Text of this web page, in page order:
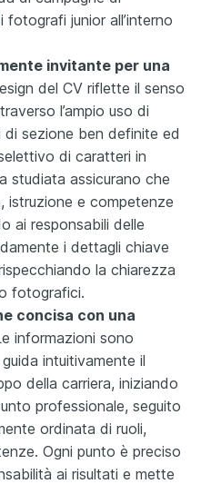
junior all’interno
invitante per una
del CV riflette il senso
l’ampio uso di
sezione ben definite ed
di caratteri in
studiata assicurano che
istruzione e competenze
ai responsabili delle
i dettagli chiave
la chiarezza
fotografici.
concisa con una
informazioni sono
intuitivamente il
della carriera, iniziando
professionale, seguito
ordinata di ruoli,
Ogni punto è preciso
ai risultati e mette